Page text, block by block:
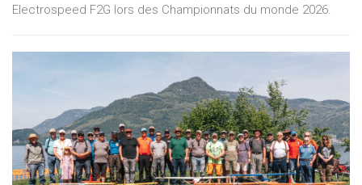
Electrospeed F2G lors des Championnats du monde 2026.